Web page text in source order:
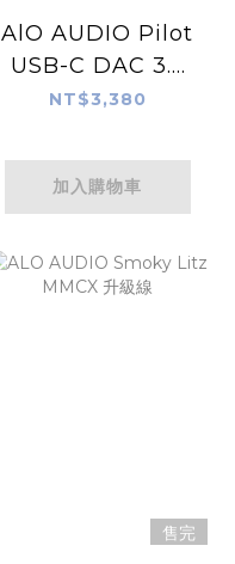
AlO AUDIO Pilot
USB-C DAC 3.5
耳機線 (MQA版)
NT$3,380
加入購物車
售完